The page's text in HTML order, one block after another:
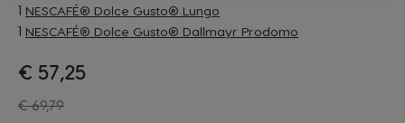
1 NESCAFÉ® Dolce Gusto® Lungo
1 NESCAFÉ® Dolce Gusto® Dallmayr Prodomo
The price depends on the chosen options
Regulärer Preis
€ 69,79
€ 57,25